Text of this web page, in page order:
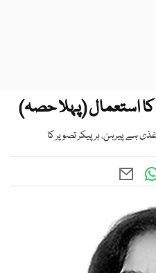
استعمال (پہلا حصہ)
ہے پیرہن، ہر پیکر تصویر کا